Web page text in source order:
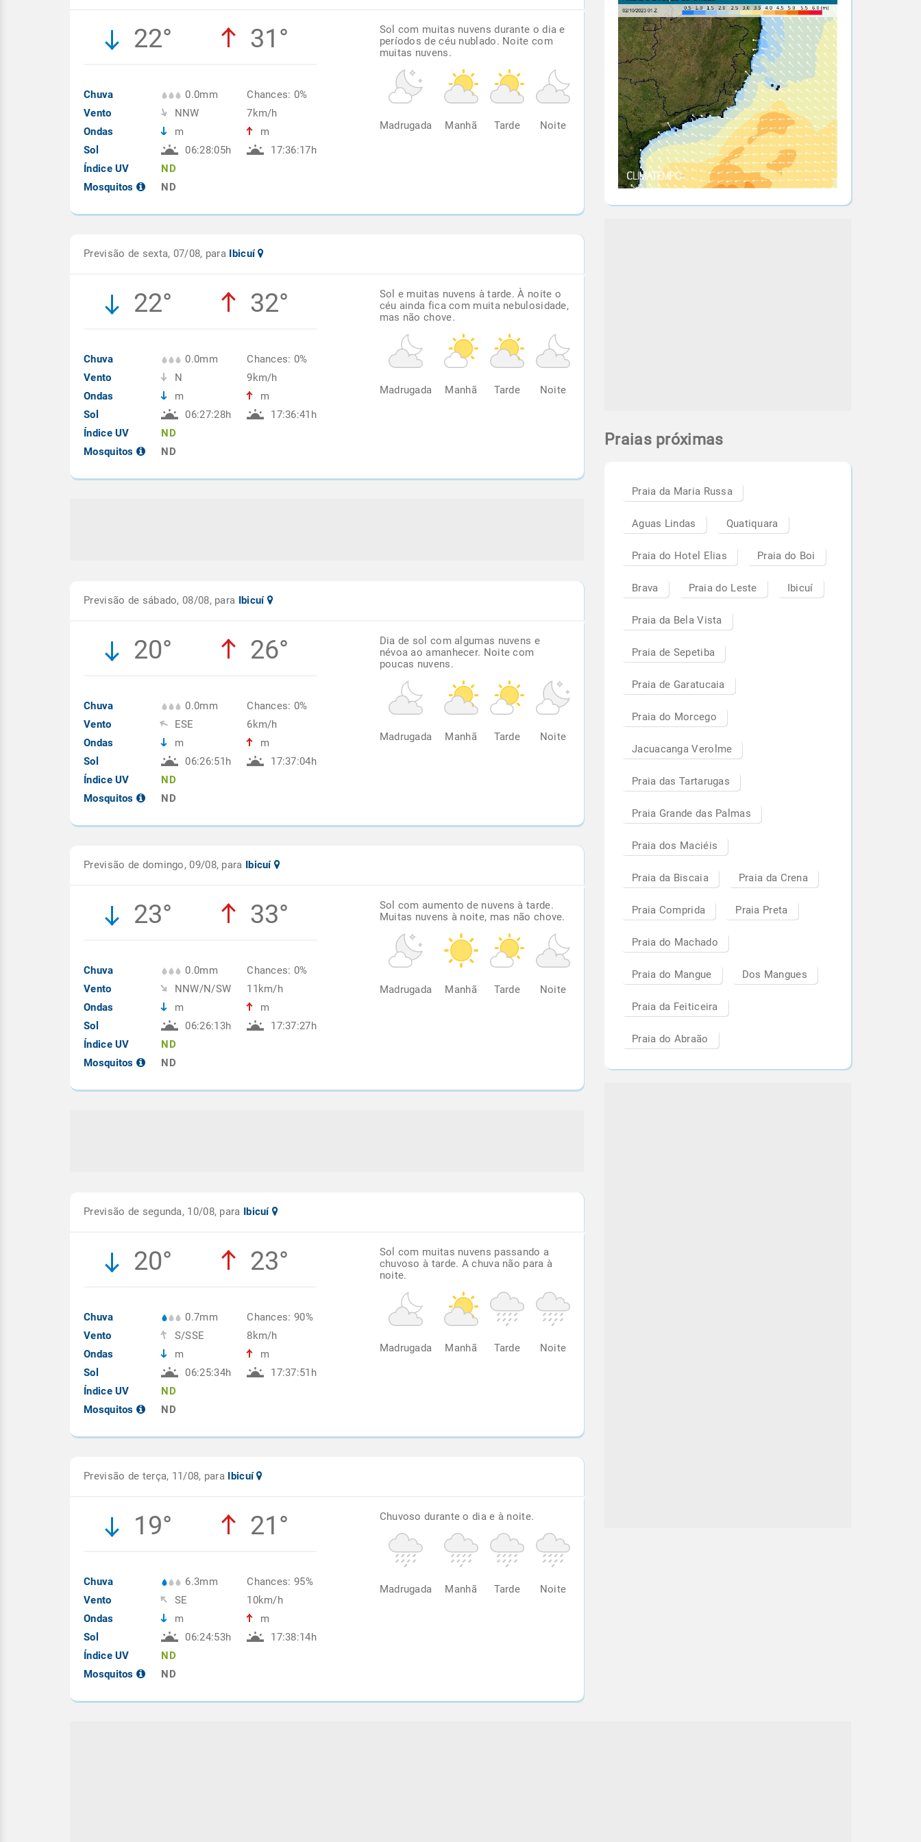
22° 31°
Chuva
Vento
Ondas
Sol
Índice UV
Mosquitos
0.0mm
NNW
m
06:28:05h
ND
ND
Chances: 0%
7km/h
m
17:36:17h
Sol com muitas nuvens durante o dia e
períodos de céu nublado. Noite com
muitas nuvens.
Madrugada Manhã Tarde Noite
Previsão de sexta, 07/08, para Ibicuí
22° 32°
Chuva
Vento
Ondas
Sol
Índice UV
Mosquitos
0.0mm
N
m
06:27:28h
ND
ND
Chances: 0%
9km/h
m
17:36:41h
Sol e muitas nuvens à tarde. À noite o
céu ainda fica com muita nebulosidade,
mas não chove.
Madrugada Manhã Tarde Noite
Previsão de sábado, 08/08, para Ibicuí
20° 26°
Chuva
Vento
Ondas
Sol
Índice UV
Mosquitos
0.0mm
ESE
m
06:26:51h
ND
ND
Chances: 0%
6km/h
m
17:37:04h
Dia de sol com algumas nuvens e
névoa ao amanhecer. Noite com
poucas nuvens.
Madrugada Manhã Tarde Noite
Previsão de domingo, 09/08, para Ibicuí
23° 33°
Chuva
Vento
Ondas
Sol
Índice UV
Mosquitos
0.0mm
NNW/N/SW
m
06:26:13h
ND
ND
Chances: 0%
11km/h
m
17:37:27h
Sol com aumento de nuvens à tarde.
Muitas nuvens à noite, mas não chove.
Madrugada Manhã Tarde Noite
Previsão de segunda, 10/08, para Ibicuí
20° 23°
Chuva
Vento
Ondas
Sol
Índice UV
Mosquitos
0.7mm
S/SSE
m
06:25:34h
ND
ND
Chances: 90%
8km/h
m
17:37:51h
Sol com muitas nuvens passando a
chuvoso à tarde. A chuva não para à
noite.
Madrugada Manhã Tarde Noite
Previsão de terça, 11/08, para Ibicuí
19° 21°
Chuva
Vento
Ondas
Sol
Índice UV
Mosquitos
6.3mm
SE
m
06:24:53h
ND
ND
Chances: 95%
10km/h
m
17:38:14h
Chuvoso durante o dia e à noite.
Madrugada Manhã Tarde Noite
Praias próximas
Praia da Maria Russa
Aguas Lindas Quatiquara
Praia do Hotel Elias Praia do Boi
Brava Praia do Leste Ibicuí
Praia da Bela Vista
Praia de Sepetiba
Praia de Garatucaia
Praia do Morcego
Jacuacanga Verolme
Praia das Tartarugas
Praia Grande das Palmas
Praia dos Maciéis
Praia da Biscaia Praia da Crena
Praia Comprida Praia Preta
Praia do Machado
Praia do Mangue Dos Mangues
Praia da Feiticeira
Praia do Abraão